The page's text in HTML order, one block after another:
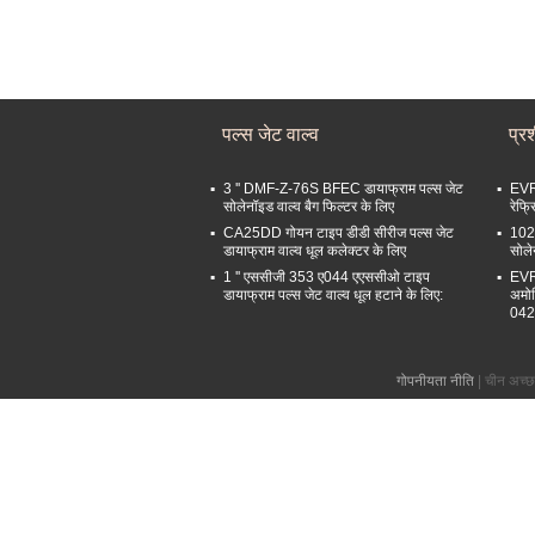
पल्स जेट वाल्व
3 '' DMF-Z-76S BFEC डायाफ्राम पल्स जेट
सोलेनॉइड वाल्व बैग फिल्टर के लिए
CA25DD गोयन टाइप डीडी सीरीज पल्स जेट
डायाफ्राम वाल्व धूल कलेक्टर के लिए
1 '' एससीजी 353 ए044 एएससीओ टाइप
डायाफ्राम पल्स जेट वाल्व धूल हटाने के लिए:
गोपनीयता नीति| चीन